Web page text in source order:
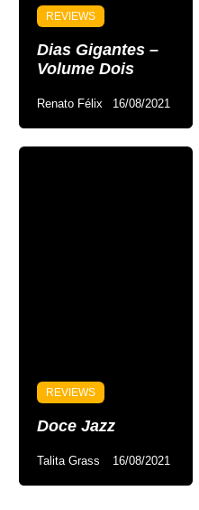
REVIEWS
Dias Gigantes –
Volume Dois
Renato Félix 16/08/2021
REVIEWS
Doce Jazz
Talita Grass 16/08/2021